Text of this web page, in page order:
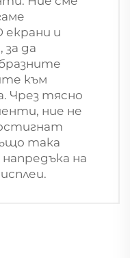
екрани и
да
към
Чрез тясно
ние не
така
на